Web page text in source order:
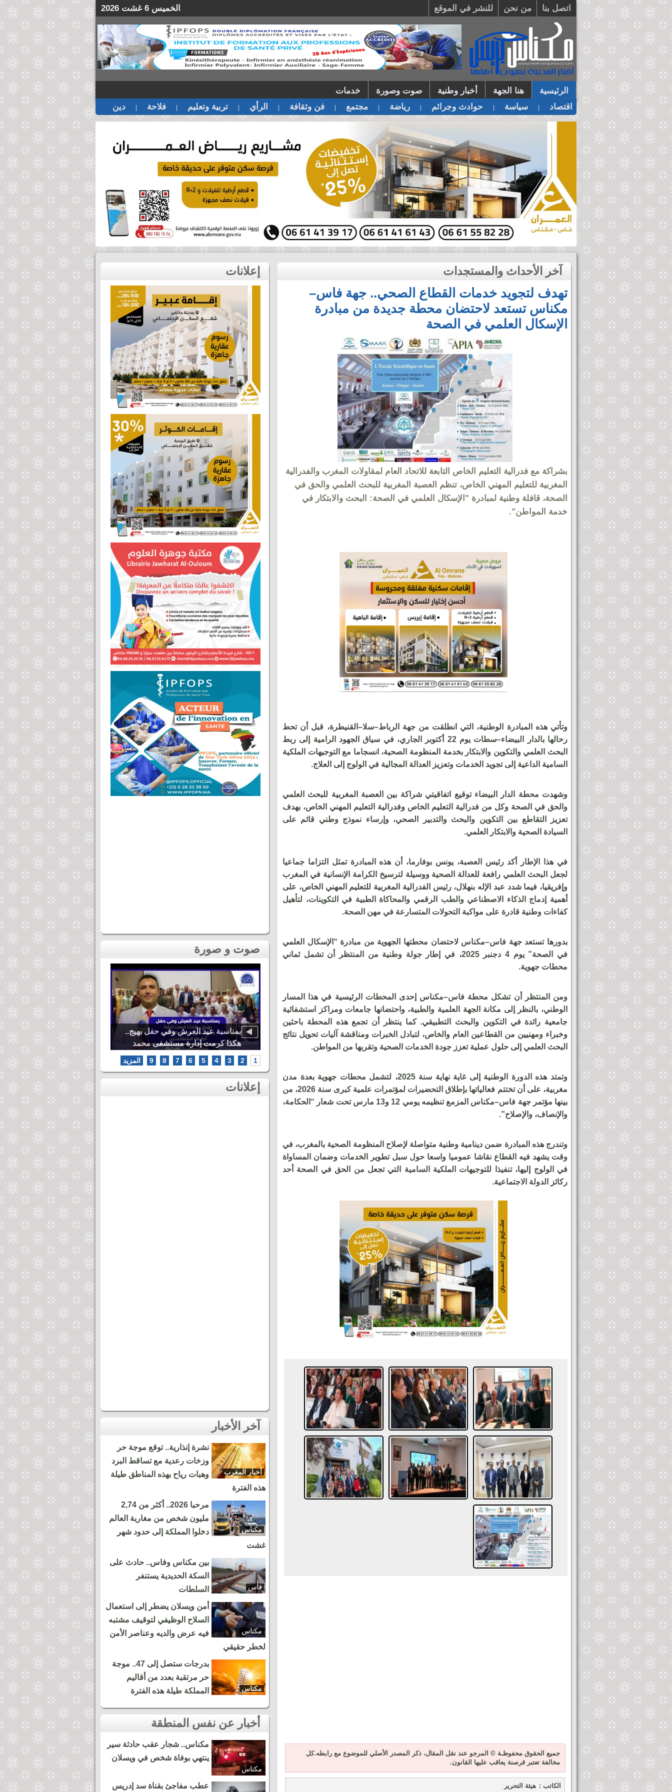
اتصل بنا من نحن للنشر في الموقع الخميس 6 غشت 2026
الرئيسية
اقتصاد
سياسة حوادث وجرائم رياضة مجتمع فن وثقافة الرأي تربية وتعليم فلاحة دين
هنا الجهة أخبار وطنية صوت وصورة خدمات
تهدف لتجويد خدمات القطاع الصحي.. جهة فاس–
مكناس تستعد لاحتضان محطة جديدة من مبادرة
الإسكال العلمي في الصحة
بشراكة مع فدرالية التعليم الخاص التابعة للاتحاد العام لمقاولات المغرب والفدرالية
المغربية للتعليم المهني الخاص، تنظم العصبة المغربية للبحث العلمي والحق في
الصحة، قافلة وطنية لمبادرة "الإسكال العلمي في الصحة: البحث والابتكار في
خدمة المواطن".
وتأتي هذه المبادرة الوطنية، التي انطلقت من جهة الرباط–سلا–القنيطرة، قبل أن تحط
رحالها بالدار البيضاء–سطات يوم 22 أكتوبر الجاري، في سياق الجهود الرامية إلى ربط
البحث العلمي والتكوين والابتكار بخدمة المنظومة الصحية، انسجاما مع التوجيهات الملكية
السامية الداعية إلى تجويد الخدمات وتعزيز العدالة المجالية في الولوج إلى العلاج.
وشهدت محطة الدار البيضاء توقيع اتفاقيتي شراكة بين العصبة المغربية للبحث العلمي
والحق في الصحة وكل من فدرالية التعليم الخاص وفدرالية التعليم المهني الخاص، بهدف
تعزيز التقاطع بين التكوين والبحث والتدبير الصحي، وإرساء نموذج وطني قائم على
السيادة الصحية والابتكار العلمي.
في هذا الإطار أكد رئيس العصبة، يونس بوفارما، أن هذه المبادرة تمثل التزاما جماعيا
لجعل البحث العلمي رافعة للعدالة الصحية ووسيلة لترسيخ الكرامة الإنسانية في المغرب
وإفريقيا، فيما شدد عبد الإله بنهلال، رئيس الفدرالية المغربية للتعليم المهني الخاص، على
أهمية إدماج الذكاء الاصطناعي والطب الرقمي والمحاكاة الطبية في التكوينات، لتأهيل
كفاءات وطنية قادرة على مواكبة التحولات المتسارعة في مهن الصحة.
بدورها تستعد جهة فاس–مكناس لاحتضان محطتها الجهوية من مبادرة “الإسكال العلمي
في الصحة” يوم 4 دجنبر 2025، في إطار جولة وطنية من المنتظر أن تشمل ثماني
محطات جهوية.
ومن المنتظر أن تشكل محطة فاس–مكناس إحدى المحطات الرئيسية في هذا المسار
الوطني، بالنظر إلى مكانة الجهة العلمية والطبية، واحتضانها جامعات ومراكز استشفائية
جامعية رائدة في التكوين والبحث التطبيقي. كما ينتظر أن تجمع هذه المحطة باحثين
وخبراء ومهنيين من القطاعين العام والخاص، لتبادل الخبرات ومناقشة آليات تحويل نتائج
البحث العلمي إلى حلول عملية تعزز جودة الخدمات الصحية وتقربها من المواطن.
وتمتد هذه الدورة الوطنية إلى غاية نهاية سنة 2025، لتشمل محطات جهوية بعدة مدن
مغربية، على أن تختتم فعالياتها بإطلاق التحضيرات لمؤتمرات علمية كبرى سنة 2026، من
بينها مؤتمر جهة فاس–مكناس المزمع تنظيمه يومي 12 و13 مارس تحت شعار “الحكامة،
والإنصاف، والإصلاح”.
وتندرج هذه المبادرة ضمن دينامية وطنية متواصلة لإصلاح المنظومة الصحية بالمغرب، في
وقت يشهد فيه القطاع نقاشا عموميا واسعا حول سبل تطوير الخدمات وضمان المساواة
في الولوج إليها، تنفيذا للتوجيهات الملكية السامية التي تجعل من الحق في الصحة أحد
ركائز الدولة الاجتماعية.
جميع الحقوق محفوظـة © المرجو عند نقل المقال، ذكر المصدر الأصلي للموضوع مع رابطه.كل
مخالفة تعتبر قرصنة يعاقب عليها القانون.
الكاتب : هيئة التحرير
بمناسبة عيد العرش وفي حفل بهيج..
هكذا كرمت إدارة مستشفى محمد
الخامس أطرها المتقاعدين
أشهر الطائفات العيساوية، دنيا باطما
ومروان حاجي.. شاهد أقوى لحظات ثاني
أمام جماهير غفيرة لمهرجان عيساوة..
لحظة خروج الدخلة العيساوية الكبرى
بمكناس يحول باب
فنية ساحرة
1
2
3
4
5
6
7
8
9 المزيد
أخبار المغرب
نشرة إنذارية.. توقع موجة حر
وزخات رعدية مع تساقط البرد
وهبات رياح بهذه المناطق طيلة
هذه الفترة
مكناس
مرحبا 2026.. أكثر من 2,74
مليون شخص من مغاربة العالم
دخلوا المملكة إلى حدود شهر
غشت
فاس
بين مكناس وفاس.. حادث على
السكة الحديدية يستنفر
السلطات
مكناس
أمن ويسلان يضطر إلى استعمال
السلاح الوظيفي لتوقيف مشتبه
فيه عرض والديه وعناصر الأمن
لخطر حقيقي
مكناس
بدرجات ستصل إلى 47.. موجة
حر مرتقبة بعدد من أقاليم
المملكة طيلة هذه الفترة
مكناس
مكناس.. شجار عقب حادثة سير
ينتهي بوفاة شخص في ويسلان
عطب مفاجئ بقناة سد إدريس